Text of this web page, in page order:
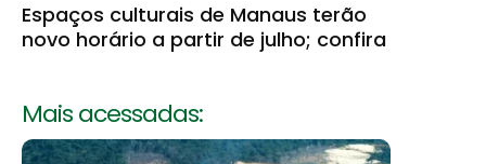
Espaços culturais de Manaus terão
novo horário a partir de julho; confira
Mais acessadas: